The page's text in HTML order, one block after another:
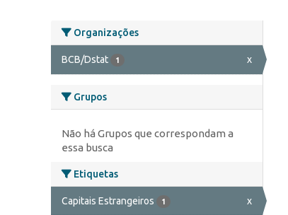
Organizações
BCB/Dstat 1 x
Grupos
Não há Grupos que correspondam a
essa busca
Etiquetas
Capitais Estrangeiros 1 x